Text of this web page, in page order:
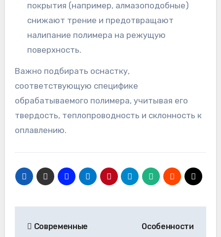
покрытия (например, алмазоподобные)
снижают трение и предотвращают
налипание полимера на режущую
поверхность.
Важно подбирать оснастку,
соответствующую специфике
обрабатываемого полимера, учитывая его
твердость, теплопроводность и склонность к
оплавлению.
Современные
Особенности